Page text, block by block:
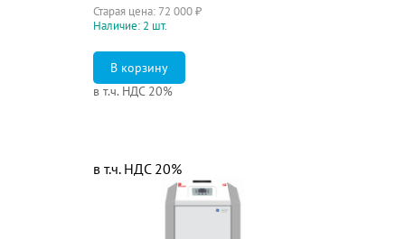
Старая цена: 72 000₽
в т.ч. НДС 20%
Наличие: 2 шт.
в т.ч. НДС 20%